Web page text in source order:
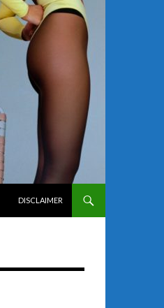
DISCLAIMER